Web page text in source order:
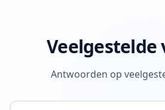
Veelgestelde
Antwoorden op